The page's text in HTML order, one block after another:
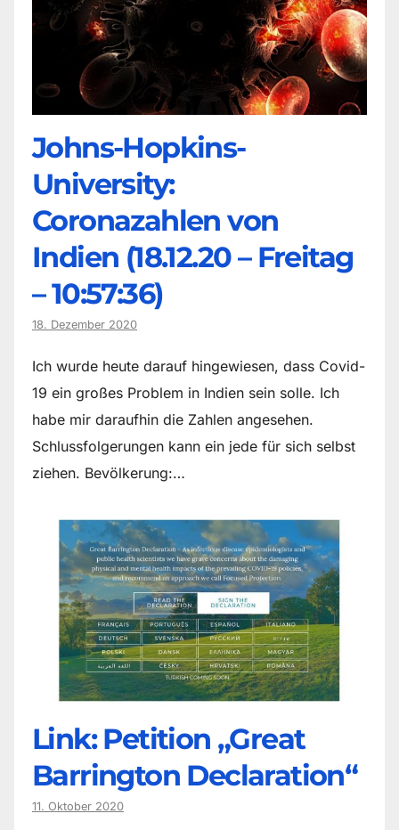
Johns-Hopkins-
University:
Coronazahlen von
Indien (18.12.20 – Freitag
– 10:57:36)
18. Dezember 2020
Ich wurde heute darauf hingewiesen, dass Covid-
19 ein großes Problem in Indien sein solle. Ich
habe mir daraufhin die Zahlen angesehen.
Schlussfolgerungen kann ein jede für sich selbst
ziehen. Bevölkerung:…
Link: Petition „Great
Barrington Declaration“
11. Oktober 2020